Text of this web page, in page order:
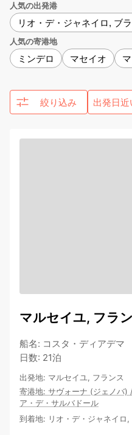
人気の出発港
リオ・デ・ジャネイロ, ブ
人気の寄港地
ミンデロ マセイオ
絞り込み
マルセイユ, フラ
船名: コスタ・ディアデマ
日数: 21泊
出発地: マルセイユ, フランス
寄港地: サヴォーナ (ジェノバ)
ア・デ・サルバドール
到着地: リオ・デ・ジャネイロ